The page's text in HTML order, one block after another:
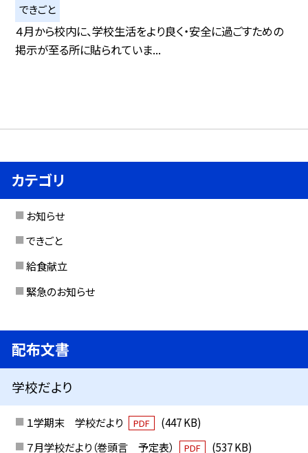
できごと
４月から校内に、学校生活をより良く・安全に過ごすための
掲示が至る所に貼られていま...
カテゴリ
お知らせ
できごと
給食献立
緊急のお知らせ
配布文書
学校だより
１学期末 学校だより PDF
(447 KB)
７月学校だより（巻頭言 予定表）
PDF
(537 KB)